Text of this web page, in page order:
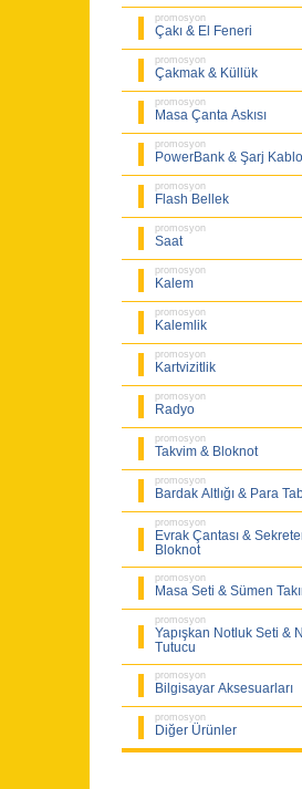
promosyon
Çakı & El Feneri
promosyon
Çakmak & Küllük
promosyon
Masa Çanta Askısı
promosyon
PowerBank & Şarj
promosyon
Flash Bellek
promosyon
Saat
promosyon
Kalem
promosyon
Kalemlik
promosyon
Kartvizitlik
promosyon
Radyo
promosyon
Takvim & Bloknot
promosyon
Bardak Altlığı & Para
promosyon
Evrak Çantası &
Bloknot
promosyon
Masa Seti & Sümen
promosyon
Yapışkan Notluk Seti &
Tutucu
promosyon
Bilgisayar Aksesuarları
promosyon
Diğer Ürünler